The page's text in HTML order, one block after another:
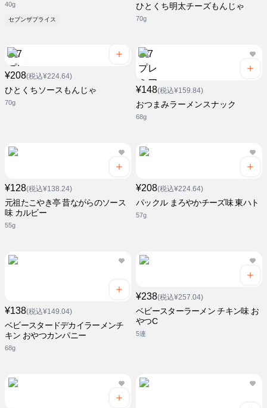
40g
セブンザプライス
ひとくち明太チーズもんじゃ
70g
¥208(税込¥224.64)
ひとくちソースもんじゃ
70g
¥148(税込¥159.84)
おつまみラーメンスナック
68g
¥128(税込¥138.24)
元祖たこやき亭 昔ながらのソース
味 カルビー
55g
¥208(税込¥224.64)
パックル まろやかチーズ味 東ハト
57g
¥138(税込¥149.04)
ベビースタードデカイラーメンチ
キン おやつカンパニー
68g
¥238(税込¥257.04)
ベビースターラーメン チキン味 お
やつC
5連